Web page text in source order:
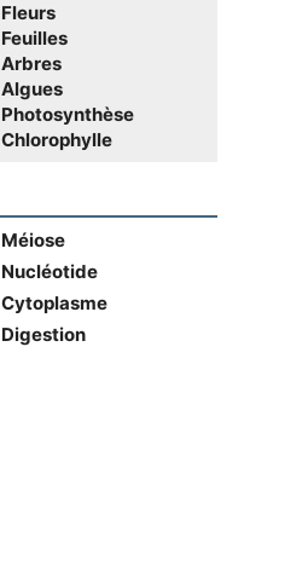
Fleurs
Feuilles
Arbres
Algues
Photosynthèse
Chlorophylle
Méiose
Nucléotide
Cytoplasme
Digestion